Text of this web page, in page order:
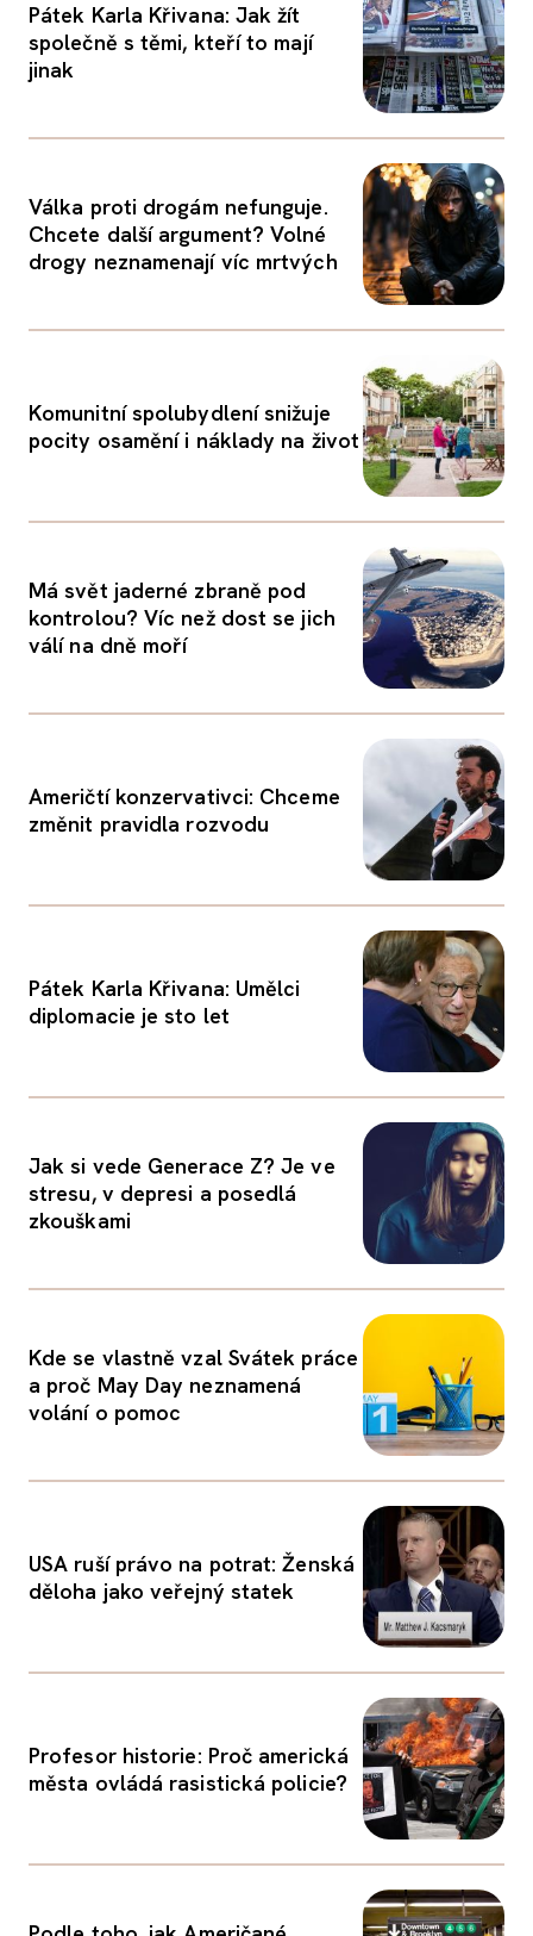
Pátek Karla Křivana: Jak žít
společně s těmi, kteří to mají
jinak
Válka proti drogám nefunguje.
Chcete další argument? Volné
drogy neznamenají víc mrtvých
Komunitní spolubydlení snižuje
pocity osamění i náklady na život
Má svět jaderné zbraně pod
kontrolou? Víc než dost se jich
válí na dně moří
Američtí konzervativci: Chceme
změnit pravidla rozvodu
Pátek Karla Křivana: Umělci
diplomacie je sto let
Jak si vede Generace Z? Je ve
stresu, v depresi a posedlá
zkouškami
Kde se vlastně vzal Svátek práce
a proč May Day neznamená
volání o pomoc
USA ruší právo na potrat: Ženská
děloha jako veřejný statek
Profesor historie: Proč americká
města ovládá rasistická policie?